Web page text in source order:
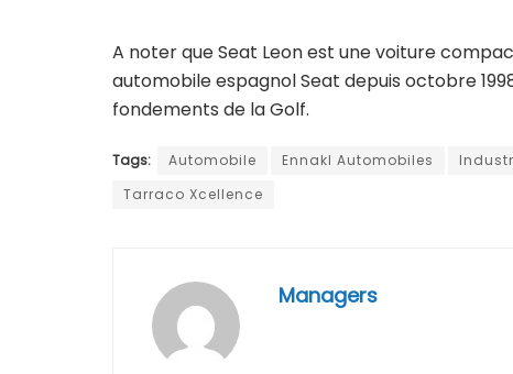
A noter que Seat Leon est une voiture
automobile espagnol Seat depuis octobre
fondements de la Golf.
Tags: Automobile Ennakl Automobiles
Tarraco Xcellence
Managers